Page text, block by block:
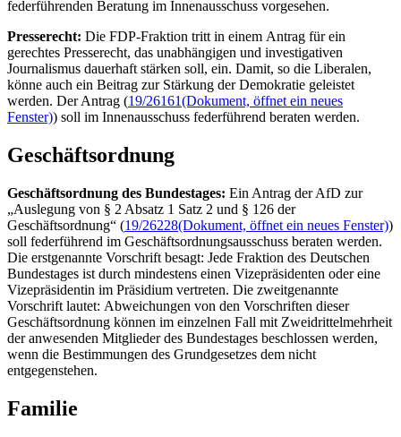
federführenden Beratung im Innenausschuss vorgesehen.
Presserecht: Die FDP-Fraktion tritt in einem Antrag für ein
gerechtes Presserecht, das unabhängigen und investigativen
Journalismus dauerhaft stärken soll, ein. Damit, so die Liberalen,
könne auch ein Beitrag zur Stärkung der Demokratie geleistet
werden. Der Antrag (19/26161(Dokument, öffnet ein neues
Fenster)) soll im Innenausschuss federführend beraten werden.
Geschäftsordnung
Geschäftsordnung des Bundestages: Ein Antrag der AfD zur
„Auslegung von § 2 Absatz 1 Satz 2 und § 126 der
Geschäftsordnung“ (19/26228(Dokument, öffnet ein neues Fenster))
soll federführend im Geschäftsordnungsausschuss beraten werden.
Die erstgenannte Vorschrift besagt: Jede Fraktion des Deutschen
Bundestages ist durch mindestens einen Vizepräsidenten oder eine
Vizepräsidentin im Präsidium vertreten. Die zweitgenannte
Vorschrift lautet: Abweichungen von den Vorschriften dieser
Geschäftsordnung können im einzelnen Fall mit Zweidrittelmehrheit
der anwesenden Mitglieder des Bundestages beschlossen werden,
wenn die Bestimmungen des Grundgesetzes dem nicht
entgegenstehen.
Familie